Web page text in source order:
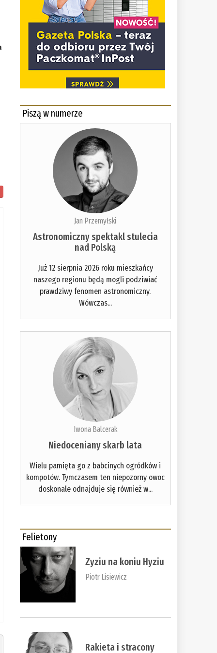
Piszą w numerze
Jan Przemyłski
Astronomiczny spektakl stulecia
nad Polską
Już 12 sierpnia 2026 roku mieszkańcy
naszego regionu będą mogli podziwiać
prawdziwy fenomen astronomiczny.
Wówczas...
Iwona Balcerak
Niedoceniany skarb lata
Wielu pamięta go z babcinych ogródków i
kompotów. Tymczasem ten niepozorny owoc
doskonale odnajduje się również w...
Felietony
Zyziu na koniu Hyziu
Piotr Lisiewicz
Rakieta i stracony